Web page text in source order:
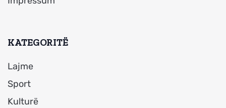
KATEGORITË
Lajme
Sport
Kulturë